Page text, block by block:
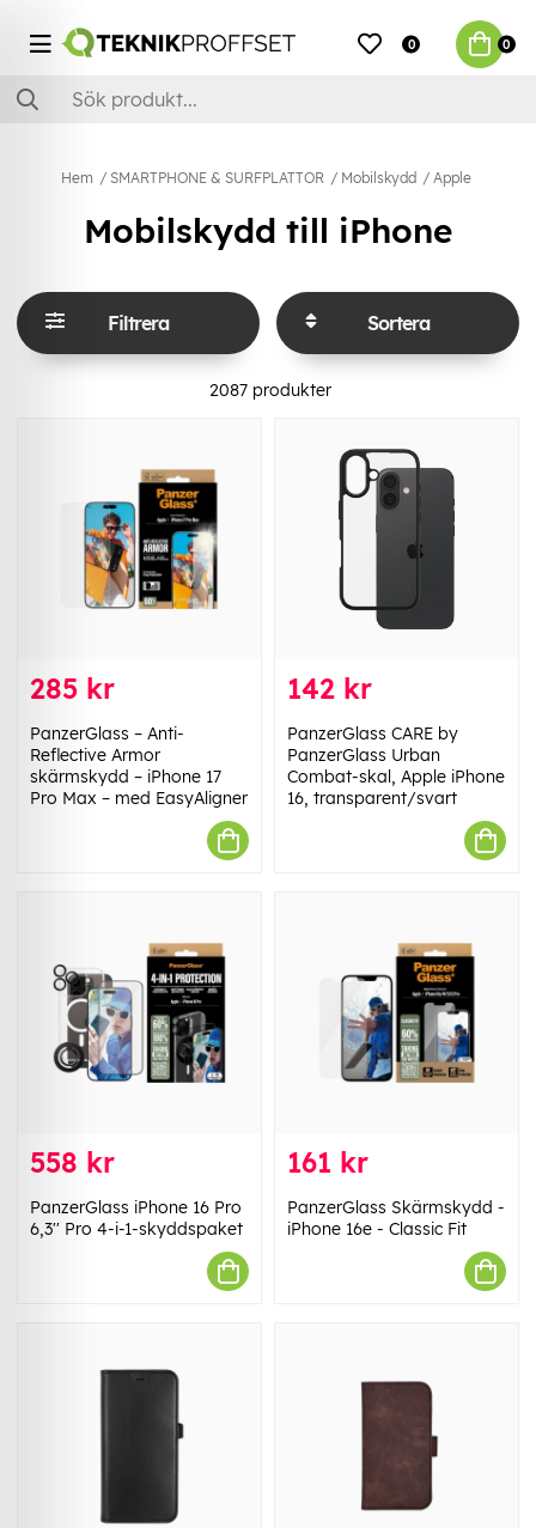
0 0
Hem SMARTPHONE & SURFPLATTOR Mobilskydd Apple
Mobilskydd till iPhone
Filtrera Sortera
2087 produkter
285 kr
PanzerGlass – Anti-
Reflective Armor
skärmskydd – iPhone 17
Pro Max – med EasyAligner
142 kr
PanzerGlass CARE by
PanzerGlass Urban
Combat-skal, Apple iPhone
16, transparent/svart
558 kr
PanzerGlass iPhone 16 Pro
6,3'' Pro 4-i-1-skyddspaket
161 kr
PanzerGlass Skärmskydd -
iPhone 16e - Classic Fit